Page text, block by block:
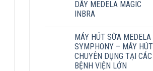
DÂY MEDELA MAGIC
INBRA
MÁY HÚT SỮA MEDELA
SYMPHONY – MÁY HÚT
CHUYÊN DỤNG TẠI CÁC
BỆNH VIỆN LỚN